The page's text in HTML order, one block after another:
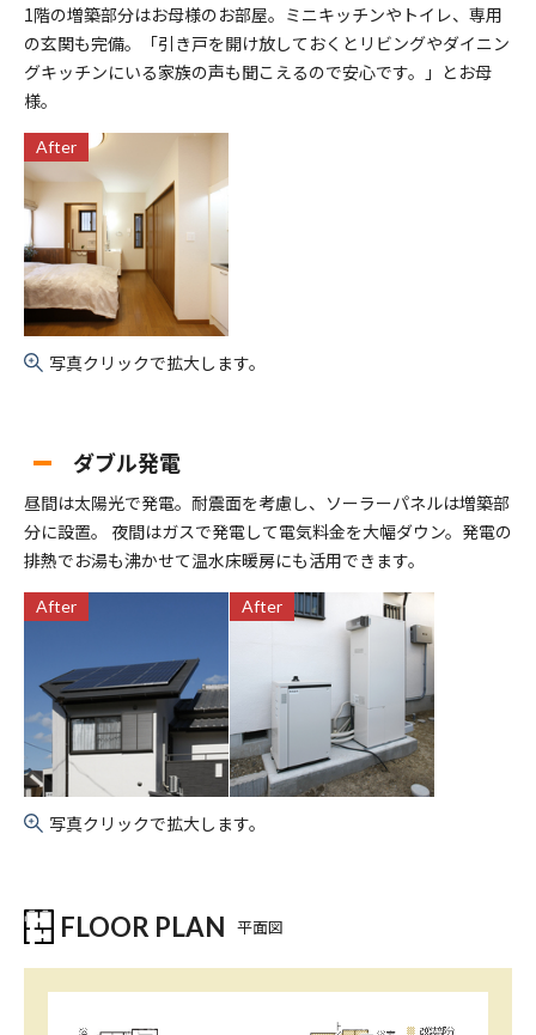
1階の増築部分はお母様のお部屋。ミニキッチンやトイレ、専用
の玄関も完備。「引き戸を開け放しておくとリビングやダイニン
グキッチンにいる家族の声も聞こえるので安心です。」とお母
様。
After
写真クリックで拡大します。
ダブル発電
昼間は太陽光で発電。耐震面を考慮し、ソーラーパネルは増築部
分に設置。 夜間はガスで発電して電気料金を大幅ダウン。発電の
排熱でお湯も沸かせて温水床暖房にも活用できます。
After After
写真クリックで拡大します。
FLOOR PLAN 平面図